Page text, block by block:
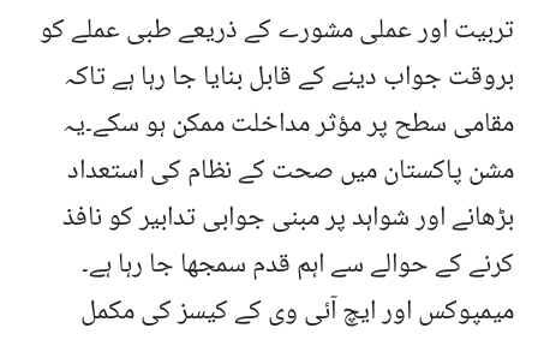
تربیت اور عملی مشورے کے ذریعے طبی عملے کو
بروقت جواب دینے کے قابل بنایا جا رہا ہے تاکہ
مقامی سطح پر مؤثر مداخلت ممکن ہو سکے۔یہ
مشن پاکستان میں صحت کے نظام کی استعداد
بڑھانے اور شواہد پر مبنی جوابی تدابیر کو نافذ
کرنے کے حوالے سے اہم قدم سمجھا جا رہا ہے۔
میمپوکس اور ایچ آئی وی کے کیسز کی مکمل